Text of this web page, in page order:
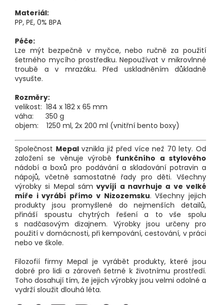
Materiál:
PP, PE, 0% BPA
Péče:
Lze mýt bezpečně v myčce, nebo ručně za použití
šetrného mycího prostředku. Nepoužívat v mikrovlnné
troubě a v mrazáku. Před uskladněním důkladně
vysušte.
Rozměry:
velikost: 184 x 182 x 65 mm
váha: 350 g
objem: 1250 ml, 2x 200 ml (vnitřní bento boxy)
Společnost Mepalvznikla již před více než 70 lety. Od
založení se věnuje výrobě funkčního a stylového
nádobí a boxů pro podávání a skladování potravin a
nápojů, včetně samostatné řady pro děti. Všechny
výrobky si Mepal sám vyvíjí a navrhuje a ve velké
míře i vyrábí přímo v Nizozemsku. Všechny jejich
produkty jsou promyšlené do nejmenších detailů,
přináší spoustu chytrých řešení a to vše spolu
s nadčasovým dizajnem. Výrobky jsou určeny pro
použití v domácnosti, při kempování, cestování, v práci
nebo ve škole.
Filozofií firmy Mepal je vyrábět produkty, které jsou
dobré pro lidi a zároveň šetrné k životnímu prostředí.
Toho dosahují tím, že jejich výrobky jsou velmi odolné a
vydrží sloužit dlouhá léta.